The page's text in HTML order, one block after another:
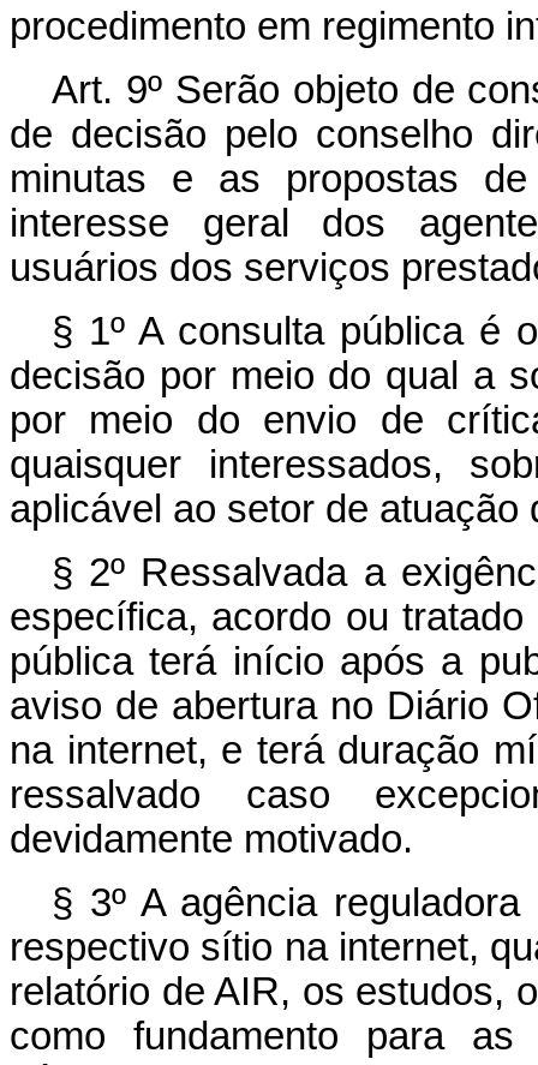
procedimento em regimento
Art. 9º Serão objeto de
de decisão pelo conselho
minutas e as propostas
interesse geral dos
usuários dos serviços
§ 1º A consulta pública é
decisão por meio do qual a
por meio do envio de
quaisquer interessados,
aplicável ao setor de atuação
§ 2º Ressalvada a
específica, acordo ou
pública terá início após a
aviso de abertura no Diário
na internet, e terá duração
ressalvado caso
devidamente motivado.
§ 3º A agência
respectivo sítio na internet,
relatório de AIR, os estudos,
como fundamento para as